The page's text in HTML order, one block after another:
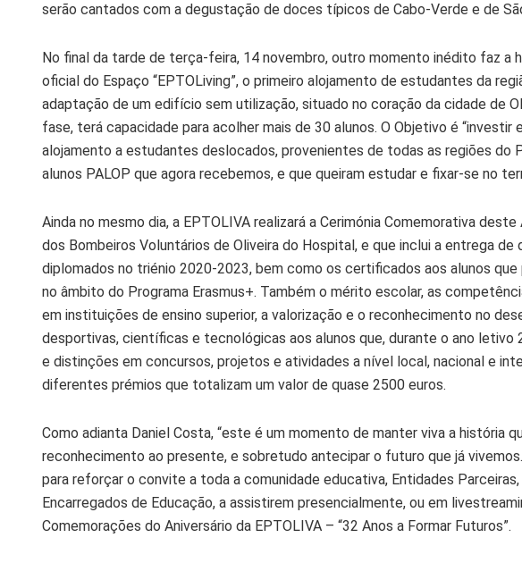
serão cantados com a degustação de doces típicos de Cabo-Verde e de
No final da tarde de terça-feira, 14 novembro, outro momento inédito faz a
oficial do Espaço “EPTOLiving”, o primeiro alojamento de estudantes da
adaptação de um edifício sem utilização, situado no coração da cidade de
fase, terá capacidade para acolher mais de 30 alunos. O Objetivo é “investir
alojamento a estudantes deslocados, provenientes de todas as regiões do
alunos PALOP que agora recebemos, e que queiram estudar e fixar-se no
Ainda no mesmo dia, a EPTOLIVA realizará a Cerimónia Comemorativa
dos Bombeiros Voluntários de Oliveira do Hospital, e que inclui a entrega de
diplomados no triénio 2020-2023, bem como os certificados aos alunos
no âmbito do Programa Erasmus+. Também o mérito escolar, as
em instituições de ensino superior, a valorização e o reconhecimento no
desportivas, científicas e tecnológicas aos alunos que, durante o ano letivo
e distinções em concursos, projetos e atividades a nível local, nacional e
diferentes prémios que totalizam um valor de quase 2500 euros.
Como adianta Daniel Costa, “este é um momento de manter viva a história
reconhecimento ao presente, e sobretudo antecipar o futuro que já
para reforçar o convite a toda a comunidade educativa, Entidades
Encarregados de Educação, a assistirem presencialmente, ou em
Comemorações do Aniversário da EPTOLIVA – “32 Anos a Formar Futuros”.